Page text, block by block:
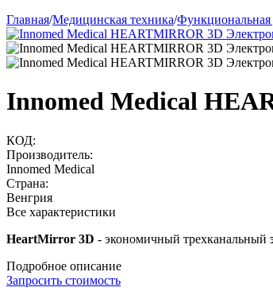
Главная/Медицинская техника/Функциональная
Innomed Medical
КОД:
Производитель:
Innomed Medical
Страна:
Венгрия
Все характеристики
HeartMirror 3D - экономичный трехканальный
Подробное описание
Запросить стоимость